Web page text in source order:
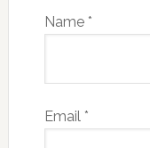
Name *
Email *